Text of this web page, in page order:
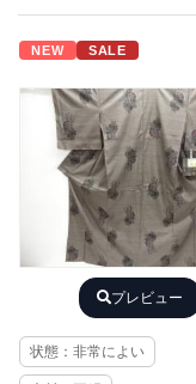
NEW SALE
プレビュー
状態：非常によい